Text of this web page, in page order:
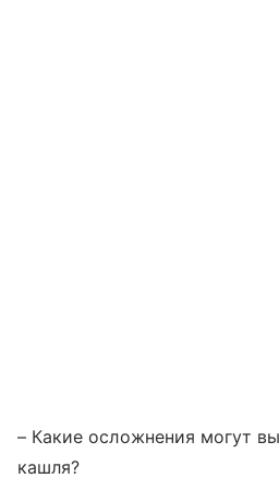
– Какие осложнения могут
кашля?